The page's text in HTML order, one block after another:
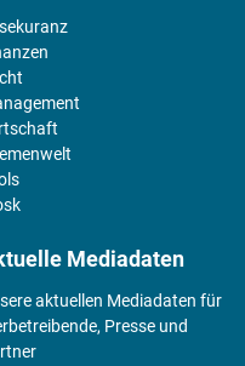
Mediadaten
aktuellen Mediadaten für
Presse und